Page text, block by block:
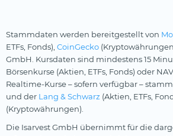
Stammdaten werden bereitgestellt von
ETFs, Fonds), CoinGecko
GmbH. Kursdaten sind mindestens 15
Börsenkurse (Aktien, ETFs, Fonds) oder
Realtime-Kurse – sofern verfügbar –
und der Lang & Schwarz (Aktien, ETFs,
(Kryptowährungen).
Die Isarvest GmbH übernimmt für die